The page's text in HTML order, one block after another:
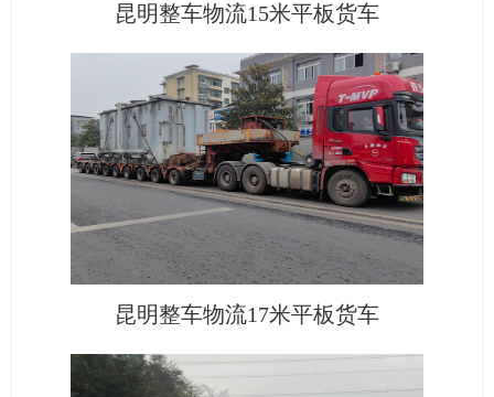
昆明整车物流15米平板货车
昆明整车物流17米平板货车